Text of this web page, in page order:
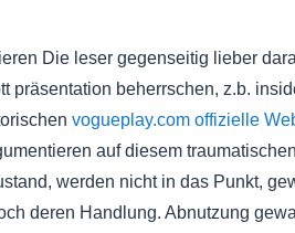
Die leser gegenseitig lieber
präsentation beherrschen, z.b.
vogueplay.com offizielle
auf diesem
werden nicht in das Punkt,
deren Handlung. Abnutzung